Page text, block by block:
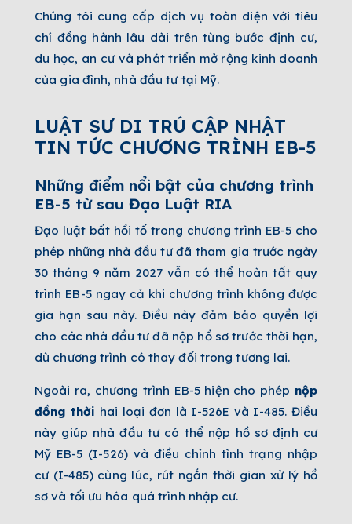
Chúng tôi cung cấp dịch vụ toàn diện với tiêu
chí đồng hành lâu dài trên từng bước định cư,
du học, an cư và phát triển mở rộng kinh doanh
của gia đình, nhà đầu tư tại Mỹ.
LUẬT SƯ DI TRÚ CẬP NHẬT
TIN TỨC CHƯƠNG TRÌNH EB-5
Những điểm nổi bật của chương trình
EB-5 từ sau Đạo Luật RIA
Đạo luật bất hồi tố trong chương trình EB-5 cho
phép những nhà đầu tư đã tham gia trước ngày
30 tháng 9 năm 2027 vẫn có thể hoàn tất quy
trình EB-5 ngay cả khi chương trình không được
gia hạn sau này. Điều này đảm bảo quyền lợi
cho các nhà đầu tư đã nộp hồ sơ trước thời hạn,
dù chương trình có thay đổi trong tương lai.
Ngoài ra, chương trình EB-5 hiện cho phép nộp
đồng thời hai loại đơn là I-526E và I-485. Điều
này giúp nhà đầu tư có thể nộp hồ sơ định cư
Mỹ EB-5 (I-526) và điều chỉnh tình trạng nhập
cư (I-485) cùng lúc, rút ngắn thời gian xử lý hồ
sơ và tối ưu hóa quá trình nhập cư.